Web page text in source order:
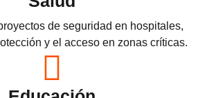
de seguridad en hospitales,
y el acceso en zonas críticas.